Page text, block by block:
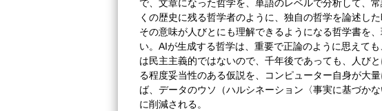
で、文章になった哲学を、単語のレベルで分析して、
くの歴史に残る哲学者のように、独自の哲学を論述し
その意味が人びとにも理解できるようになる哲学書を
い。AIが生成する哲学は、重要で正論のように思えて
は民主主義的ではないので、千年後であっても、人び
る程度妥当性のある仮説を、コンピューター自身が大
ば、データのウソ（ハルシネーション〈事実に基づか
に削減される。